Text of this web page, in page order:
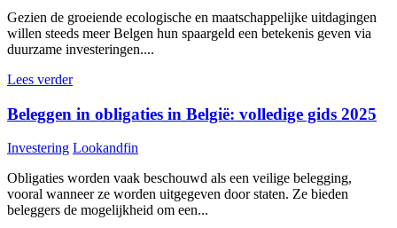
Gezien de groeiende ecologische en maatschappelijke uitdagingen
willen steeds meer Belgen hun spaargeld een betekenis geven via
duurzame investeringen....
Lees verder
Beleggen in obligaties in België: volledige gids 2025
Investering Lookandfin
Obligaties worden vaak beschouwd als een veilige belegging,
vooral wanneer ze worden uitgegeven door staten. Ze bieden
beleggers de mogelijkheid om een...